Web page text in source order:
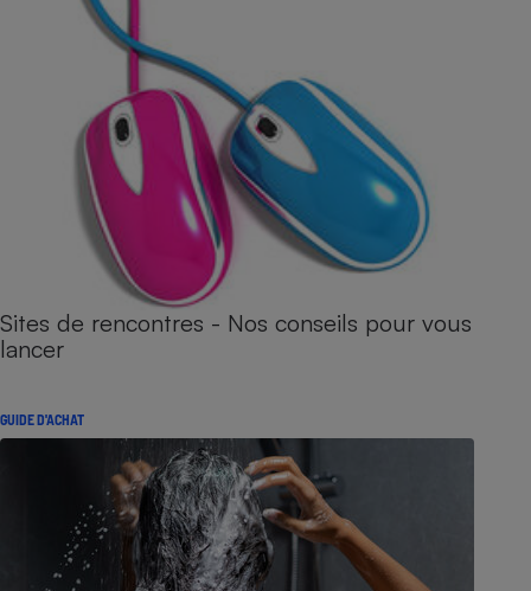
Sites de rencontres - Nos conseils pour vous
lancer
GUIDE D'ACHAT